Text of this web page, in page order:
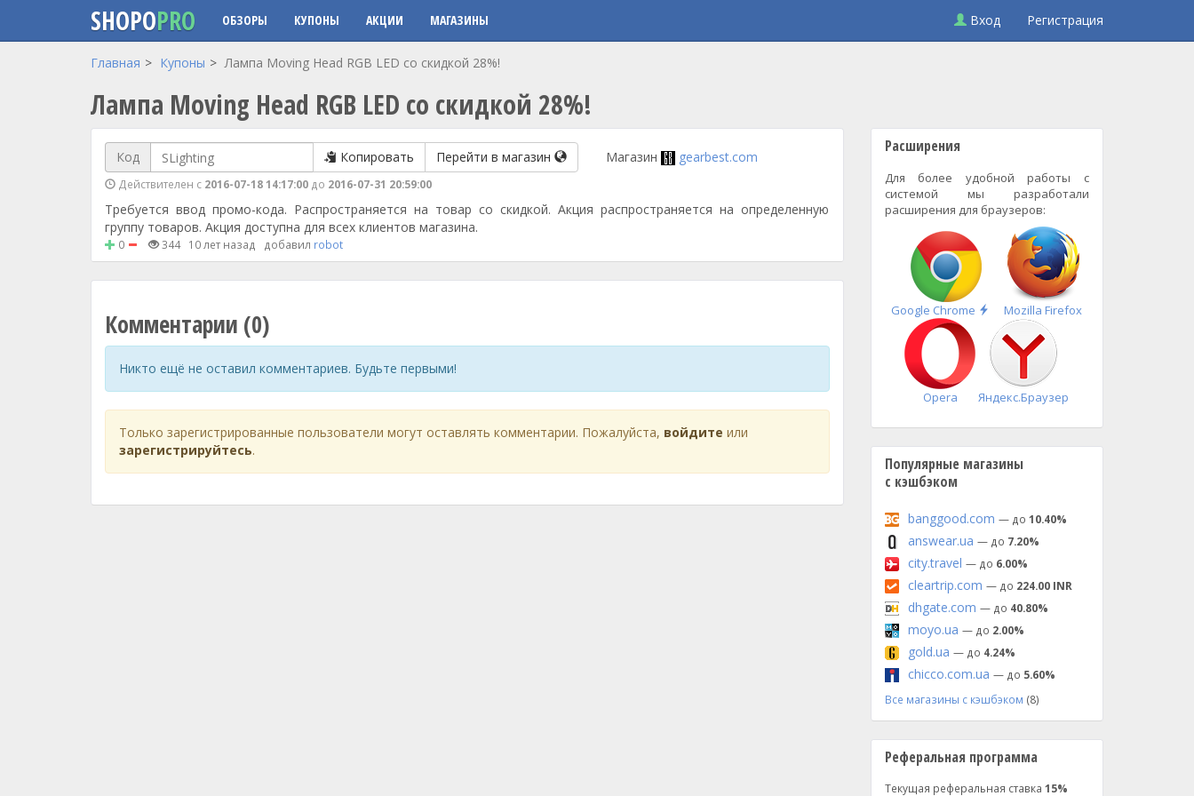
Перейти к основному содержанию
SHOPOPRO ОБЗОРЫ КУПОНЫ АКЦИИ МАГАЗИНЫ Вход Регистрация
Главная Купоны Лампа Moving Head RGB LED со скидкой 28%!
Лампа Moving Head RGB LED со скидкой 28%!
Код Копировать Перейти в магазин
Действителен с 2016-07-18 14:17:00 до 2016-07-31 20:59:00
Магазин gearbest.com
Требуется ввод промо-кода. Распространяется на товар со скидкой. Акция распространяется на определенную
группу товаров. Акция доступна для всех клиентов магазина.
0 344 10 лет назад добавил robot
Комментарии (0)
Никто ещё не оставил комментариев. Будьте первыми!
Только зарегистрированные пользователи могут оставлять комментарии. Пожалуйста, войдите или
зарегистрируйтесь.
Расширения
Для более удобной работы с
системой мы разработали
расширения для браузеров:
Google Chrome
Быстрая
установка
Mozilla Firefox
Opera Яндекс.Браузер
Популярные магазины
с кэшбэком
banggood.com — до 10.40%
answear.ua — до 7.20%
city.travel — до 6.00%
cleartrip.com — до 224.00 INR
dhgate.com — до 40.80%
moyo.ua — до 2.00%
gold.ua — до 4.24%
chicco.com.ua — до 5.60%
Все магазины с кэшбэком (8)
Реферальная программа
Текущая реферальная ставка 15%